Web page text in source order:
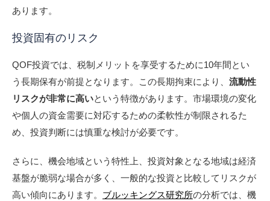
あります。
投資固有のリスク
QOF投資では、税制メリットを享受するために10年間とい
う長期保有が前提となります。この長期拘束により、 流動性
リスクが非常に高いという特徴があります。市場環境の変化
や個人の資金需要に対応するための柔軟性が制限されるた
め、投資判断には慎重な検討が必要です。
さらに、機会地域という特性上、投資対象となる地域は経済
基盤が脆弱な場合が多く、一般的な投資と比較してリスクが
高い傾向にあります。 ブルッキングス研究所の分析では、機